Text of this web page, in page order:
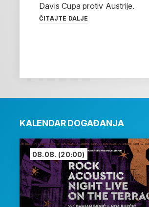
Davis Cupa protiv Austrije.
ČITAJTE DALJE
KALENDAR DOGAĐANJA
08.08. (20:00)